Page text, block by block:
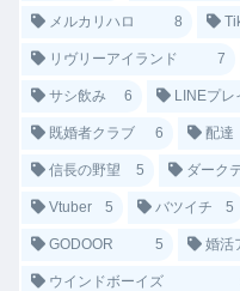
メルカリハロ 8
リヴリーアイランド 7
サシ飲み 6 LINEプレ
既婚者クラブ 6 配達
信長の野望 5 ダーク
Vtuber 5 バツイチ 5
GODOOR 5 婚活
ウインドボーイズ